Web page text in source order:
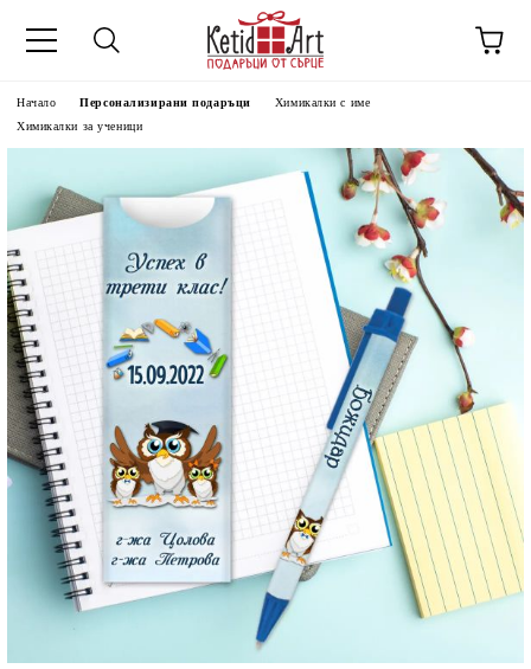
Начало Персонализирани подаръци
Химикалки с име
Химикалки за ученици